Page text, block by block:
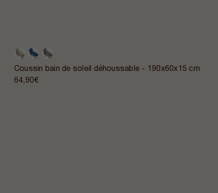
Coussin bain de soleil déhoussable - 190x60x15 cm
64,90€